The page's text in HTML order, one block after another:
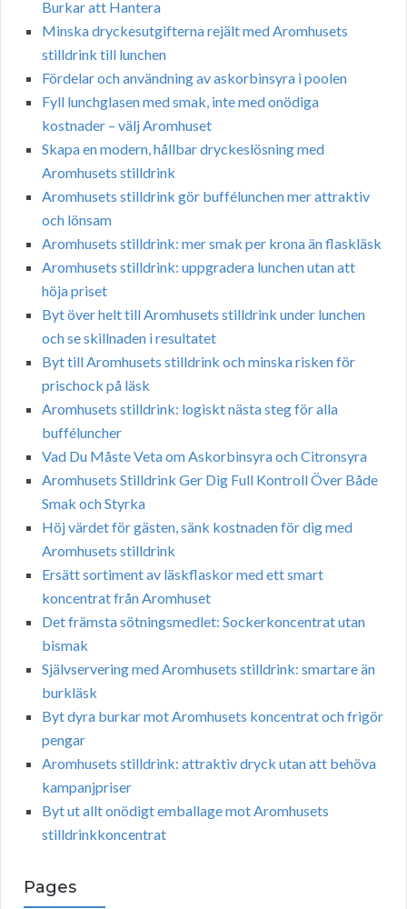
Burkar att Hantera
Minska dryckesutgifterna rejält med Aromhusets
stilldrink till lunchen
Fördelar och användning av askorbinsyra i poolen
Fyll lunchglasen med smak, inte med onödiga
kostnader – välj Aromhuset
Skapa en modern, hållbar dryckeslösning med
Aromhusets stilldrink
Aromhusets stilldrink gör buffélunchen mer attraktiv
och lönsam
Aromhusets stilldrink: mer smak per krona än flaskläsk
Aromhusets stilldrink: uppgradera lunchen utan att
höja priset
Byt över helt till Aromhusets stilldrink under lunchen
och se skillnaden i resultatet
Byt till Aromhusets stilldrink och minska risken för
prischock på läsk
Aromhusets stilldrink: logiskt nästa steg för alla
bufféluncher
Vad Du Måste Veta om Askorbinsyra och Citronsyra
Aromhusets Stilldrink Ger Dig Full Kontroll Över Både
Smak och Styrka
Höj värdet för gästen, sänk kostnaden för dig med
Aromhusets stilldrink
Ersätt sortiment av läskflaskor med ett smart
koncentrat från Aromhuset
Det främsta sötningsmedlet: Sockerkoncentrat utan
bismak
Självservering med Aromhusets stilldrink: smartare än
burkläsk
Byt dyra burkar mot Aromhusets koncentrat och frigör
pengar
Aromhusets stilldrink: attraktiv dryck utan att behöva
kampanjpriser
Byt ut allt onödigt emballage mot Aromhusets
stilldrinkkoncentrat
Pages